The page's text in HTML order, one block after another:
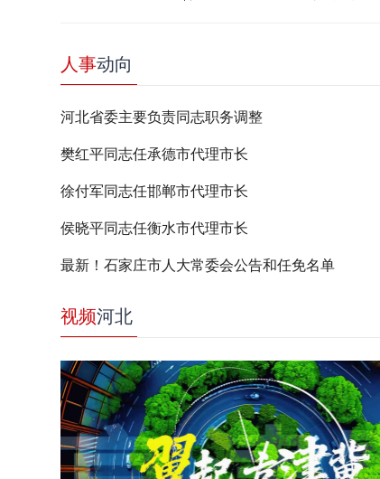
人事动向
河北省委主要负责同志职务调整
樊红平同志任承德市代理市长
徐付军同志任邯郸市代理市长
侯晓平同志任衡水市代理市长
最新！石家庄市人大常委会公告和任免名单
视频河北